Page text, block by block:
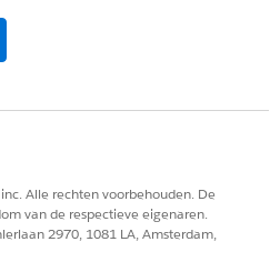
Alle rechten voorbehouden. De
van de respectieve eigenaren.
2970, 1081 LA, Amsterdam,